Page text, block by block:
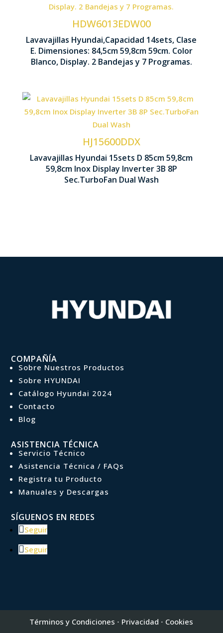
HDW6013EDW00
Lavavajillas Hyundai,Capacidad 14sets, Clase
E. Dimensiones: 84,5cm 59,8cm 59cm. Color
Blanco, Display. 2 Bandejas y 7 Programas.
Nº bandejas 2
Control Display LED
HJ15600DDX
Lavavajillas Hyundai 15sets D 85cm 59,8cm
59,8cm Inox Display Inverter 3B 8P
Sec.TurboFan Dual Wash
Capacidad cubiertos 15 sets
Nº bandejas 3
Motor Inverter
COMPAÑÍA
Sobre Nuestros Productos
Sobre HYUNDAI
Catálogo Hyundai 2024
Contacto
Blog
ASISTENCIA TÉCNICA
Servicio Técnico
Asistencia Técnica / FAQs
Registra tu Producto
Manuales y Descargas
SÍGUENOS EN REDES
Seguir
Seguir
Términos y Condiciones ⋅ Privacidad ⋅ Cookies